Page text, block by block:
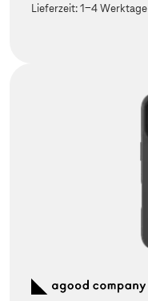
Lieferzeit:1-4 Werktage